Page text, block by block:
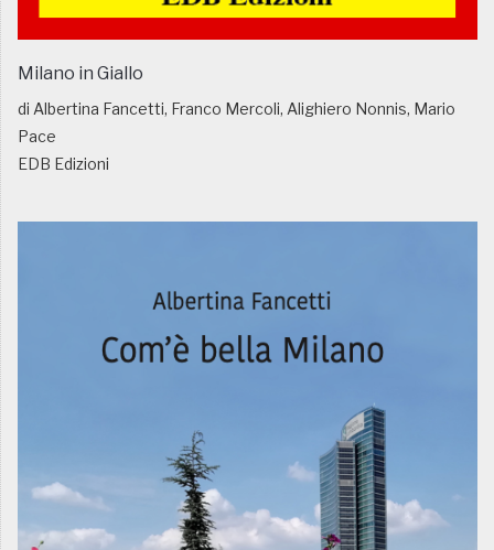
Milano in Giallo
di Albertina Fancetti, Franco Mercoli, Alighiero Nonnis, Mario
Pace
EDB Edizioni